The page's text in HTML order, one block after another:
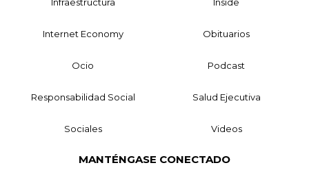
Internet Economy Obituarios
Ocio Podcast
Responsabilidad Social Salud Ejecutiva
Sociales Videos
MANTÉNGASE CONECTADO